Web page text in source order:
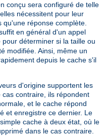
conçu sera configuré de telle
nécessitent pour leur
réponse complète.
en général d'un appel
pour déterminer si la taille ou
modifiée. Ainsi, même un
depuis le cache s'il
d'origine supportent les
contraire, ils répondent
et le cache répond
et enregistre ce dernier. Le
cache à deux état, où le
dans le cas contraire.